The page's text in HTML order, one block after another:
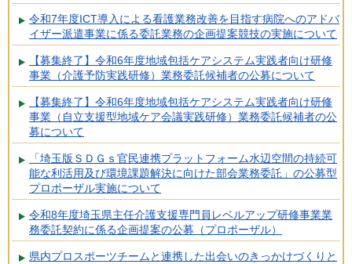
令和7年度ICT導入による看護業務改善を目指す病院へのアドバ
イザー派遣事業に係る委託業務の企画提案競技の実施について
【募集終了】令和6年度地域包括ケアシステム実践者向け研修
事業（介護予防実践研修）業務委託候補者の公募について
【募集終了】令和6年度地域包括ケアシステム実践者向け研修
事業（自立支援型地域ケア会議実践研修）業務委託候補者の公
募について
「埼玉版ＳＤＧｓ官民連携プラットフォーム水辺空間の持続可
能な利活用及び環境課題解決に向けた部会業務委託」の公募型
プロポーザル実施について
令和8年度埼玉県主任介護支援専門員レベルアップ研修事業業
務委託契約に係る企画提案の公募（プロポーザル）
県内プロスポーツチームと連携した出会いのきっかけづくりと